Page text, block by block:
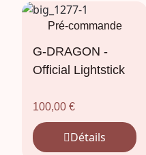
Pré-commande
G-DRAGON -
Official Lightstick
100,00€
Détails